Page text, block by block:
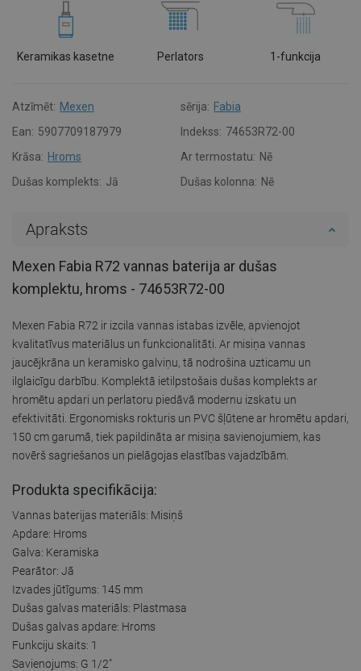
Keramikas kasetne Perlators 1-funkcija
Atzīmēt: Mexen sērija: Fabia
Ean: 5907709187979 Indekss: 74653R72-00
Krāsa: Hroms Ar termostatu: Nē
Dušas komplekts: Jā Dušas kolonna: Nē
Apraksts
Mexen Fabia R72 vannas baterija ar dušas
komplektu, hroms - 74653R72-00
Mexen Fabia R72 ir izcila vannas istabas izvēle, apvienojot
kvalitatīvus materiālus un funkcionalitāti. Ar misiņa vannas
jaucējkrāna un keramisko galviņu, tā nodrošina uzticamu un
ilglaicīgu darbību. Komplektā ietilpstošais dušas komplekts ar
hromētu apdari un perlatoru piedāvā modernu izskatu un
efektivitāti. Ergonomisks rokturis un PVC šļūtene ar hromētu apdari,
150 cm garumā, tiek papildināta ar misiņa savienojumiem, kas
novērš sagriešanos un pielāgojas elastības vajadzībām.
Produkta specifikācija:
Vannas baterijas materiāls: Misiņš
Apdare: Hroms
Galva: Keramiska
Pearātor: Jā
Izvades jūtīgums: 145 mm
Dušas galvas materiāls: Plastmasa
Dušas galvas apdare: Hroms
Funkciju skaits: 1
Savienojums: G 1/2"